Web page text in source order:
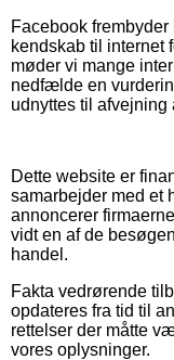
Facebook
kendskab til internet
møder vi mange
nedfælde en
udnyttes til afvejning
Dette website er
samarbejder med et
annoncerer
vidt en af de
handel.
Fakta vedrørende
opdateres fra tid til
rettelser der måtte
vores oplysninger.